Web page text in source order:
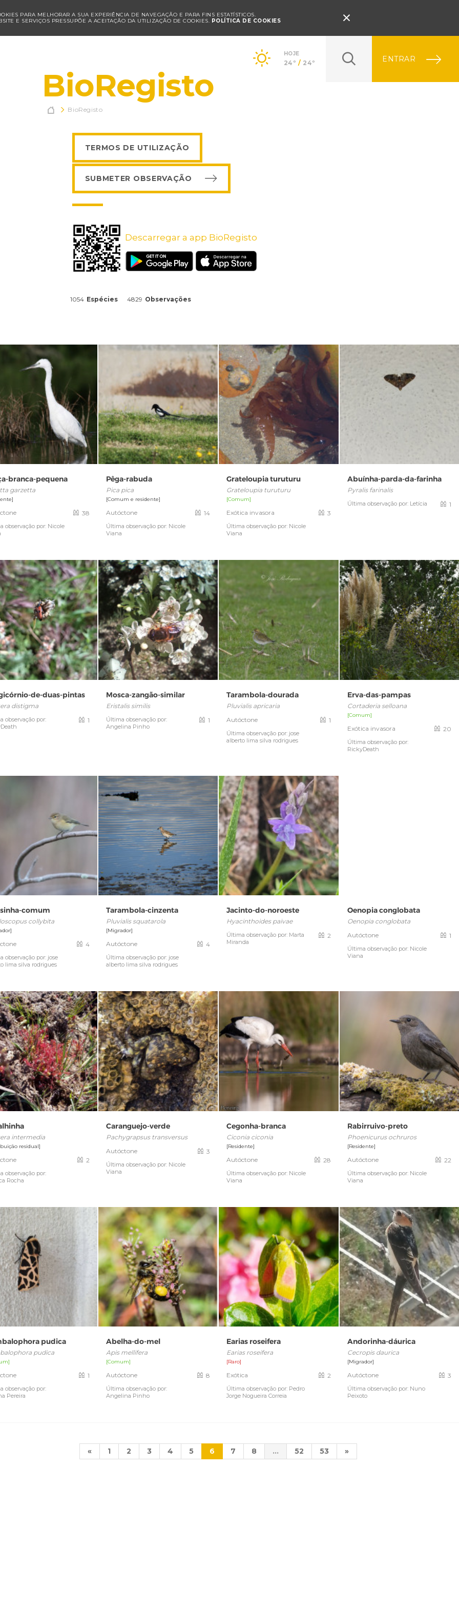
PARA MELHORAR A SUA EXPERIÊNCIA DE NAVEGAÇÃO E PARA FINS ESTATÍSTICOS.
E SERVIÇOS PRESSUPÕE A ACEITAÇÃO DA UTILIZAÇÃO DE COOKIES. POLÍTICA DE COOKIES 
HOJE
24º / 24º
Pressione Enter
ENTRAR
BioRegisto
 BioRegisto
TERMOS DE UTILIZAÇÃO
SUBMETER OBSERVAÇÃO
Descarregar a app BioRegisto
1054 Espécies 4829 Observações
branca-pequena
garzetta
observação por: Nicole
38
Pêga-rabuda
Pica pica
[Comum e residente]
Autóctone
Última observação por: Nicole
Viana
14
Grateloupia turuturu
Grateloupia turuturu
[Comum]
Exótica invasora
Última observação por: Nicole
Viana
3
Abuínha-parda-da-farinha
Pyralis farinalis
Última observação por: Letícia 1
de-duas-pintas
distigma
observação por:
1
Mosca-zangão-similar
Eristalis similis
Última observação por:
Angelina Pinho
1
Tarambola-dourada
Pluvialis apricaria
Autóctone
Última observação por: jose
alberto lima silva rodrigues
1
Erva-das-pampas
Cortaderia selloana
[Comum]
Exótica invasora
Última observação por:
RickyDeath
20
comum
collybita
observação por: jose
lima silva rodrigues
4
Tarambola-cinzenta
Pluvialis squatarola
[Migrador]
Autóctone
Última observação por: jose
alberto lima silva rodrigues
4
Jacinto-do-noroeste
Hyacinthoides paivae
Última observação por: Marta
Miranda
2
Oenopia conglobata
Oenopia conglobata
Autóctone
Última observação por: Nicole
Viana
1
intermedia
residual]
observação por:
Rocha
2
Caranguejo-verde
Pachygrapsus transversus
Autóctone
Última observação por: Nicole
Viana
3
Cegonha-branca
Ciconia ciconia
[Residente]
Autóctone
Última observação por: Nicole
Viana
28
Rabirruivo-preto
Phoenicurus ochruros
[Residente]
Autóctone
Última observação por: Nicole
Viana
22
pudica
pudica
observação por:
Pereira
1
Abelha-do-mel
Apis mellifera
[Comum]
Autóctone
Última observação por:
Angelina Pinho
8
Earias roseifera
Earias roseifera
[Raro]
Exótica
Última observação por: Pedro
Jorge Nogueira Correia
2
Andorinha-dáurica
Cecropis daurica
[Migrador]
Autóctone
Última observação por: Nuno
Peixoto
3
« 1 2 3 4 5 6 7 8 ... 52 53 »